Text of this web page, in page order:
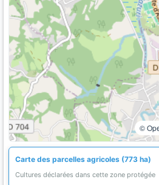
©
Carte des parcelles agricoles (773 ha)
Cultures déclarées dans cette zone protégée